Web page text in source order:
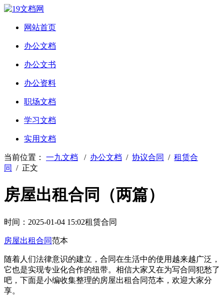
网站首页
办公文档
办公文书
办公资料
职场文档
学习文档
实用文档
当前位置： 一九文档 / 办公文档 / 协议合同 / 租赁合
同
/ 正文
房屋出租合同（两篇）
时间：2025-01-04 15:02租赁合同
房屋出租合同范本
随着人们法律意识的建立，合同在生活中的使用越来越广泛，
它也是实现专业化合作的纽带。相信大家又在为写合同犯愁了
吧，下面是小编收集整理的房屋出租合同范本，欢迎大家分
享。